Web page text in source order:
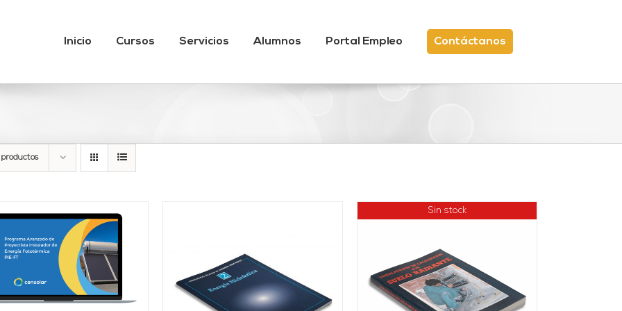
Inicio Cursos Servicios Alumnos Portal Empleo Contáctanos
AÑADIR AL CARRITO
DETALLES
Sin stock
DETALLES